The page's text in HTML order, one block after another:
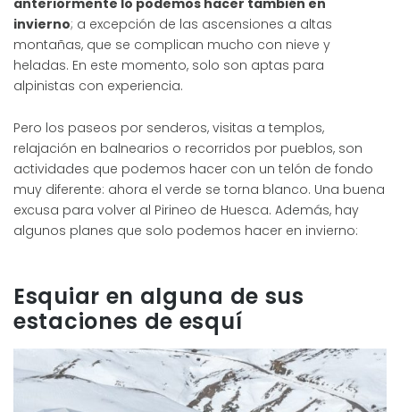
invierno; a excepción de las ascensiones a altas
montañas, que se complican mucho con nieve y
heladas. En este momento, solo son aptas para
alpinistas con experiencia.
Pero los paseos por senderos, visitas a templos,
relajación en balnearios o recorridos por pueblos, son
actividades que podemos hacer con un telón de fondo
muy diferente: ahora el verde se torna blanco. Una buena
excusa para volver al Pirineo de Huesca. Además, hay
algunos planes que solo podemos hacer en invierno:
Esquiar en alguna de sus
estaciones de esquí